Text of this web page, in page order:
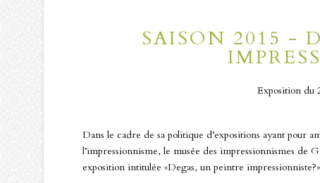
SAISON 2015 -
Exposition du
Dans le cadre de sa politique d’expositions ayant pour
l’impressionnisme, le musée des impressionnismes de
exposition intitulée «Degas, un peintre